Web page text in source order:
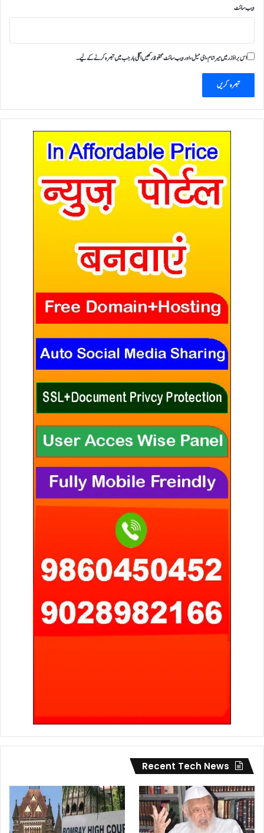
ویب‌ سائٹ
اس براؤزر میں میرا نام، ای میل، اور ویب سائٹ محفوظ رکھیں اگلی بار جب میں تبصرہ کرنے کےلیے۔
Recent Tech News